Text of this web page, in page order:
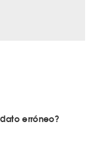
erróneo?